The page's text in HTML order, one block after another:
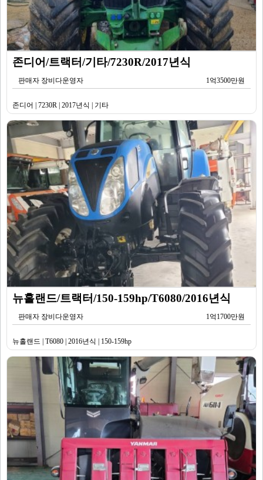
존디어/트랙터/기타/7230R/2017년식
판매자 장비다운영자 1억3500만원
존디어 | 7230R | 2017년식 | 기타
뉴홀랜드/트랙터/150-159hp/T6080/2016년식
판매자 장비다운영자 1억1700만원
뉴홀랜드 | T6080 | 2016년식 | 150-159hp